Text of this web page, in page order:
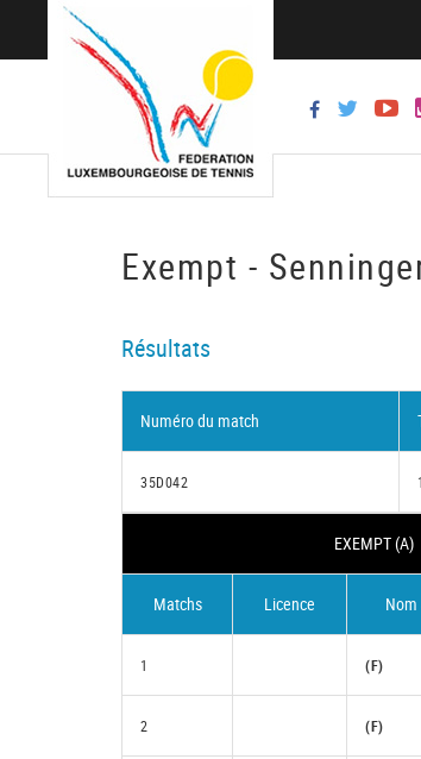
Exempt -
Résultats
Numéro du match
35D042 1
EXEMPT (A)
Matchs Licence
1 (F)
2 (F)